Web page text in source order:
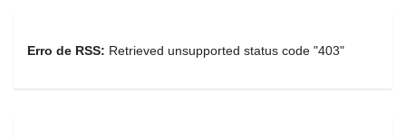
Erro de RSS: Retrieved unsupported status code "403"